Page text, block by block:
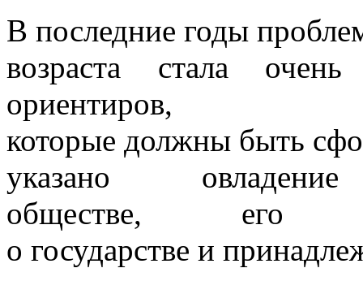
В последние годы
возраста стала
ориентиров,
которые должны быть
указано
обществе, его
о государстве и